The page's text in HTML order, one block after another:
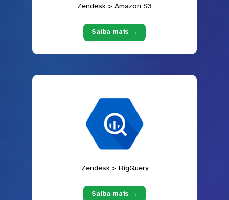
Zendesk > Amazon S3
Saiba mais →
Zendesk > BigQuery
Saiba mais →